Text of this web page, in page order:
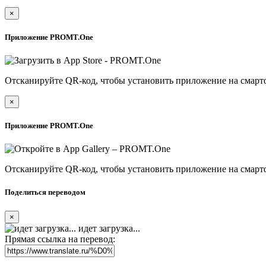
×
Приложение PROMT.One
Отсканируйте QR-код, чтобы установить приложение на
×
Приложение PROMT.One
Отсканируйте QR-код, чтобы установить приложение на
Поделиться переводом
×
идет загрузка...
Прямая ссылка на перевод: